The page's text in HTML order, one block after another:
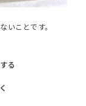
いことです。
る